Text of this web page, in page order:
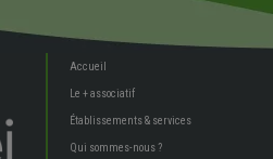
Accueil
Le + associatif
Établissements & services
Qui sommes-nous ?